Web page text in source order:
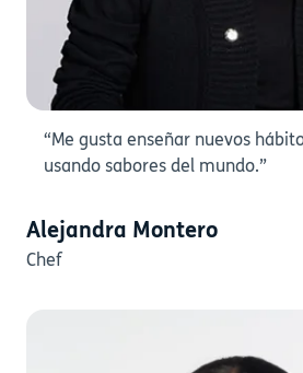
“Me gusta enseñar nuevos
usando sabores del mundo.”
Alejandra Montero
Chef